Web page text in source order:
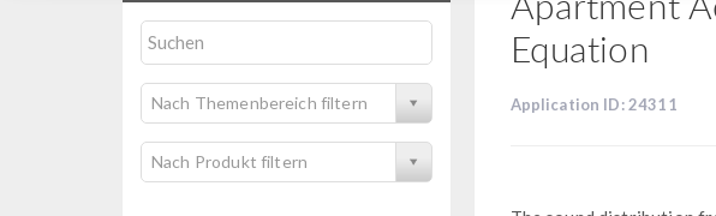
Nach Themenbereich filtern
Nach Produkt filtern
Equation
Application ID: 24311